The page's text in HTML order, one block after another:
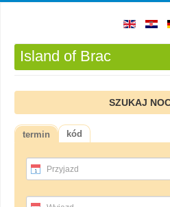
Island of Brac
SZUKAJ
termin kód
Przyjazd